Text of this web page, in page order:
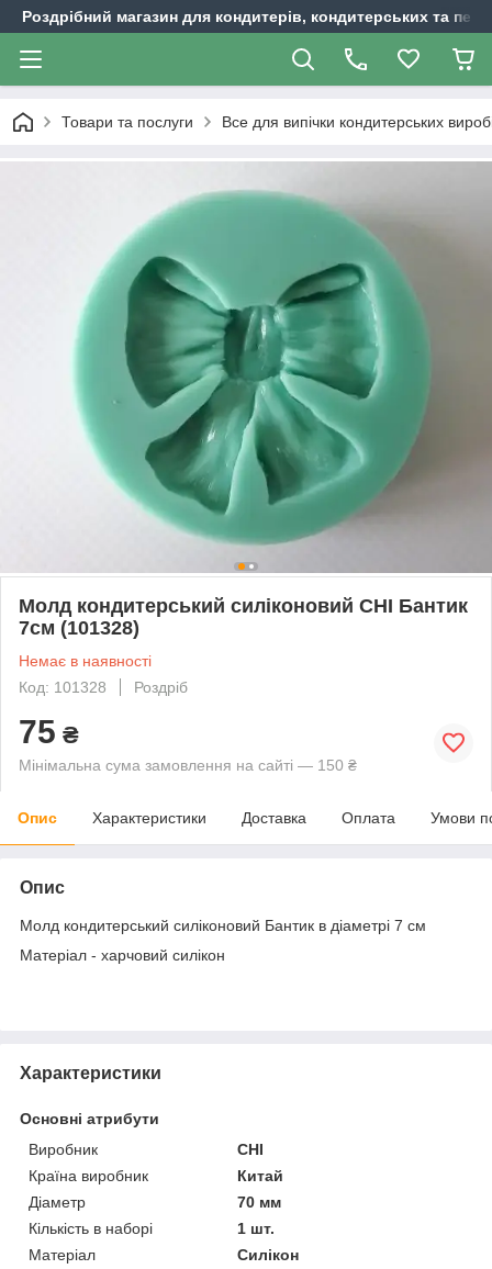
Роздрібний магазин для кондитерів, кондитерських та
Товари та послуги Все для випічки кондитерських
Молд кондитерський силіконовий CHI Бантик
7см (101328)
Немає в наявності
Код: 101328
Роздріб
75 ₴
Мінімальна сума замовлення на сайті — 150 ₴
Опис Характеристики Доставка Оплата Умови
Опис
Молд кондитерський силіконовий Бантик в діаметрі 7 см
Матеріал - харчовий силікон
Характеристики
Основні атрибути
Виробник
CHI
Країна виробник
Китай
Діаметр
70 мм
Кількість в наборі
1 шт.
Матеріал
Силікон